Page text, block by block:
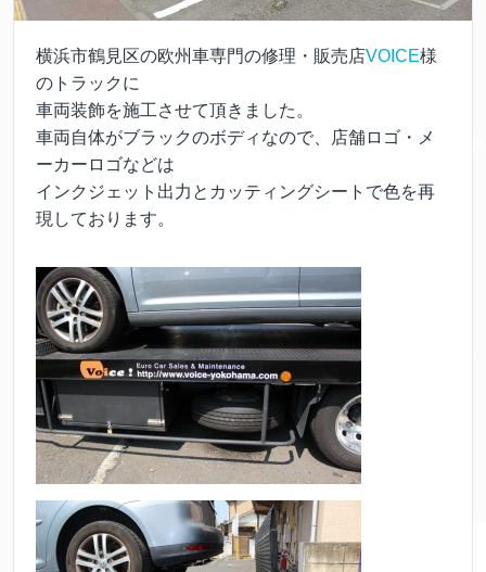
横浜市鶴見区の欧州車専門の修理・販売店VOICE様
のトラックに
車両装飾を施工させて頂きました。
車両自体がブラックのボディなので、店舗ロゴ・メ
ーカーロゴなどは
インクジェット出力とカッティングシートで色を再
現しております。